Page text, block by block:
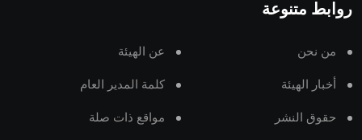
روابط متنوعة
من نحن عن الهيئة
أخبار الهيئة كلمة المدير العام
حقوق النشر مواقع ذات صلة